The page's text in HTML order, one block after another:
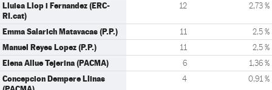
Lluisa Llop i Fernandez (ERC-
RI.cat)
12 2,73 %
Emma Salarich Matavacas (P.P.) 11 2,5 %
Manuel Reyes Lopez (P.P.) 11 2,5 %
Elena Allue Tejerina (PACMA) 6 1,36 %
Concepcion Dempere Llinas
4 0,91 %